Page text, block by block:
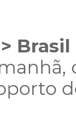
Brasil